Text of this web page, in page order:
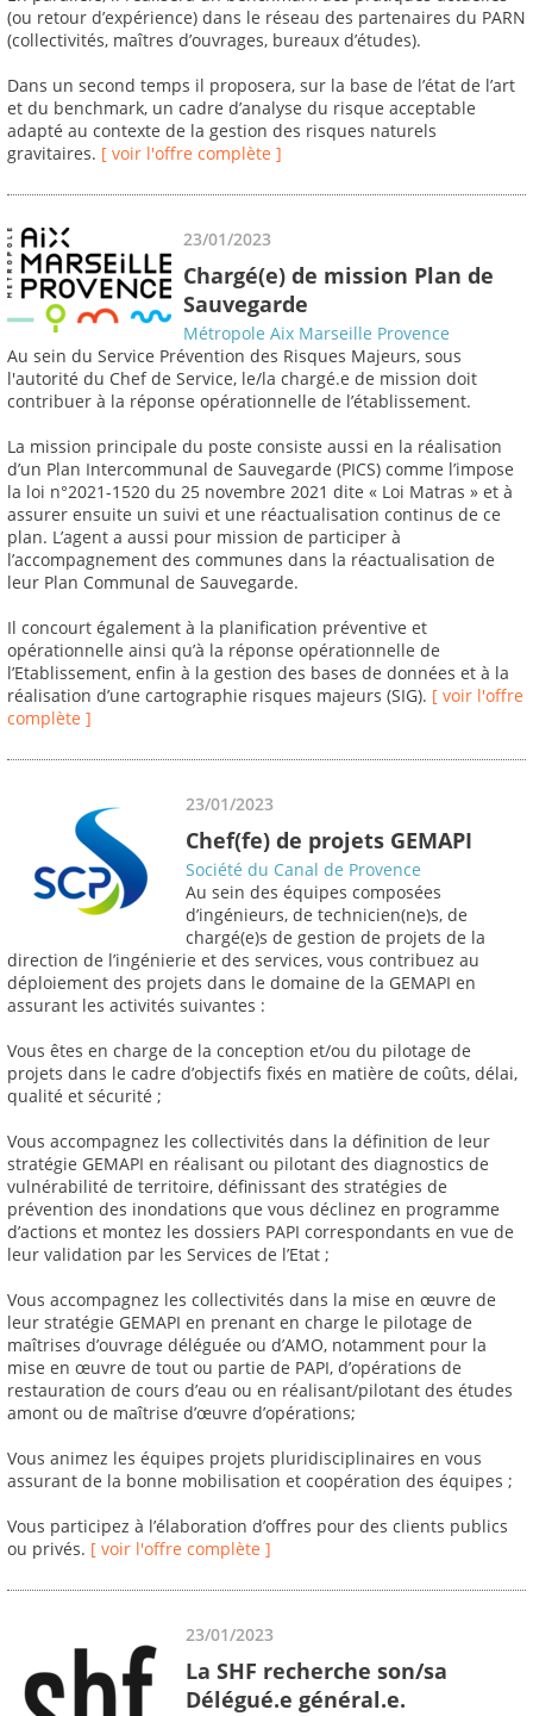
(ou retour d’expérience) dans le réseau des partenaires du PARN
(collectivités, maîtres d’ouvrages, bureaux d’études).
Dans un second temps il proposera, sur la base de l’état de l’art
et du benchmark, un cadre d’analyse du risque acceptable
adapté au contexte de la gestion des risques naturels
gravitaires. [ voir l'offre complète ]
23/01/2023
Chargé(e) de mission Plan de
Sauvegarde
Métropole Aix Marseille Provence
Au sein du Service Prévention des Risques Majeurs, sous
l'autorité du Chef de Service, le/la chargé.e de mission doit
contribuer à la réponse opérationnelle de l’établissement.
La mission principale du poste consiste aussi en la réalisation
d’un Plan Intercommunal de Sauvegarde (PICS) comme l’impose
la loi n°2021-1520 du 25 novembre 2021 dite « Loi Matras » et à
assurer ensuite un suivi et une réactualisation continus de ce
plan. L’agent a aussi pour mission de participer à
l’accompagnement des communes dans la réactualisation de
leur Plan Communal de Sauvegarde.
Il concourt également à la planification préventive et
opérationnelle ainsi qu’à la réponse opérationnelle de
l’Etablissement, enfin à la gestion des bases de données et à la
réalisation d’une cartographie risques majeurs (SIG). [ voir l'offre
complète ]
23/01/2023
Chef(fe) de projets GEMAPI
Société du Canal de Provence
Au sein des équipes composées
d’ingénieurs, de technicien(ne)s, de
chargé(e)s de gestion de projets de la
direction de l’ingénierie et des services, vous contribuez au
déploiement des projets dans le domaine de la GEMAPI en
assurant les activités suivantes :
Vous êtes en charge de la conception et/ou du pilotage de
projets dans le cadre d’objectifs fixés en matière de coûts, délai,
qualité et sécurité ;
Vous accompagnez les collectivités dans la définition de leur
stratégie GEMAPI en réalisant ou pilotant des diagnostics de
vulnérabilité de territoire, définissant des stratégies de
prévention des inondations que vous déclinez en programme
d’actions et montez les dossiers PAPI correspondants en vue de
leur validation par les Services de l’Etat ;
Vous accompagnez les collectivités dans la mise en œuvre de
leur stratégie GEMAPI en prenant en charge le pilotage de
maîtrises d’ouvrage déléguée ou d’AMO, notamment pour la
mise en œuvre de tout ou partie de PAPI, d’opérations de
restauration de cours d’eau ou en réalisant/pilotant des études
amont ou de maîtrise d’œuvre d’opérations;
Vous animez les équipes projets pluridisciplinaires en vous
assurant de la bonne mobilisation et coopération des équipes ;
Vous participez à l’élaboration d’offres pour des clients publics
ou privés. [ voir l'offre complète ]
23/01/2023
La SHF recherche son/sa
Délégué.e général.e.